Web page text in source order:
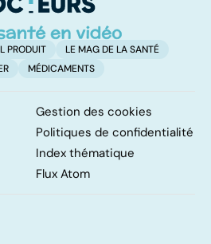
PRODUIT
LE MAG DE LA SANTÉ
MÉDICAMENTS
Gestion des cookies
Politiques de confidentialité
Index thématique
Flux Atom